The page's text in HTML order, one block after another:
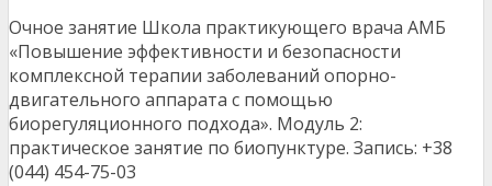
Очное занятие Школа практикующего врача АМБ
«Повышение эффективности и безопасности
комплексной терапии заболеваний опорно-
двигательного аппарата с помощью
биорегуляционного подхода». Модуль 2:
практическое занятие по биопунктуре. Запись: +38
(044) 454-75-03